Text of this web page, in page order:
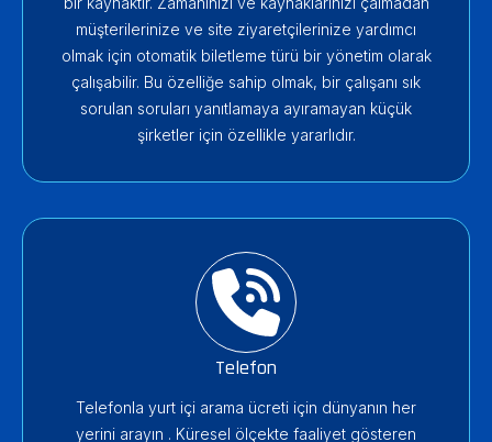
müşterilerinize ve site ziyaretçilerinize yardımcı
olmak için otomatik biletleme türü bir yönetim olarak
çalışabilir. Bu özelliğe sahip olmak, bir çalışanı sık
sorulan soruları yanıtlamaya ayıramayan küçük
şirketler için özellikle yararlıdır.
Telefon
Telefonla yurt içi arama ücreti için dünyanın her
yerini arayın . Küresel ölçekte faaliyet gösteren